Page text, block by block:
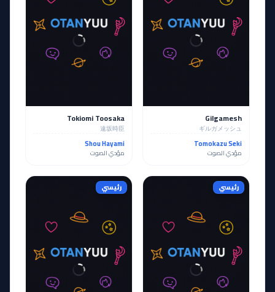
Gilgamesh
ギルガメッシュ
Tomokazu Seki
مؤدي الصوت
Tokiomi Toosaka
遠坂時臣
Shou Hayami
مؤدي الصوت
رئيسي رئيسي